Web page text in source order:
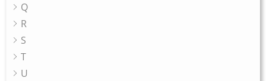
Q
R
S
T
U